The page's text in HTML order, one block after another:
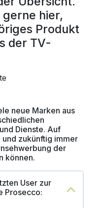
hier,
Produkt
der TV-
neue Marken aus
Dienste. Auf
zukünftig immer
der
können.
User zur
Prosecco: